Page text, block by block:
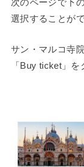
次のページで下
選択することが
サン・マルコ寺
「Buy ticket」を